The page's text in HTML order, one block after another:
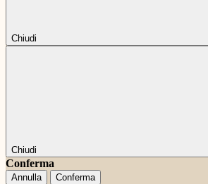
Chiudi
Chiudi
Conferma
Annulla Conferma